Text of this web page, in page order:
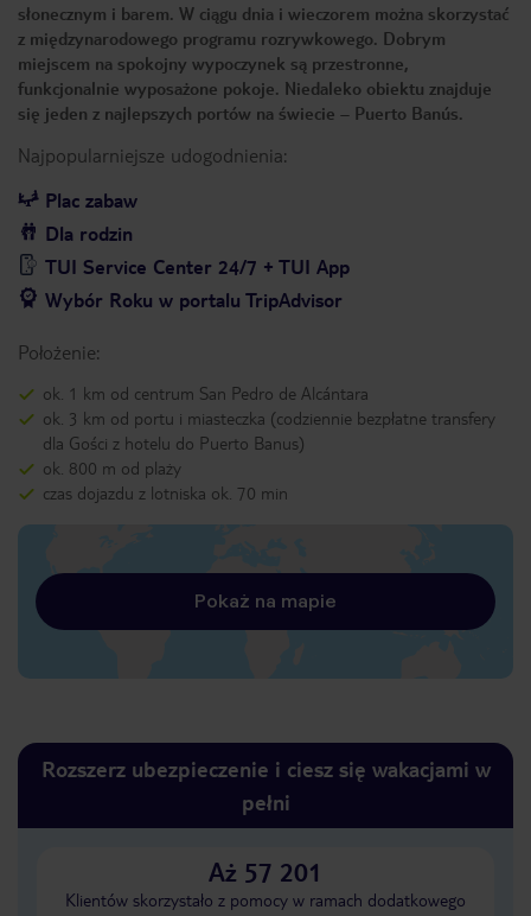
słonecznym i barem. W ciągu dnia i wieczorem można skorzystać
z międzynarodowego programu rozrywkowego. Dobrym
miejscem na spokojny wypoczynek są przestronne,
funkcjonalnie wyposażone pokoje. Niedaleko obiektu znajduje
się jeden z najlepszych portów na świecie – Puerto Banús.
Najpopularniejsze udogodnienia:
Plac zabaw
Dla rodzin
TUI Service Center 24/7 + TUI App
Wybór Roku w portalu TripAdvisor
Położenie:
ok. 1 km od centrum San Pedro de Alcántara
ok. 3 km od portu i miasteczka (codziennie bezpłatne transfery
dla Gości z hotelu do Puerto Banus)
ok. 800 m od plaży
czas dojazdu z lotniska ok. 70 min
Pokaż na mapie
Rozszerz ubezpieczenie i ciesz się wakacjami w
pełni
Aż 57 201
Klientów skorzystało z pomocy w ramach dodatkowego